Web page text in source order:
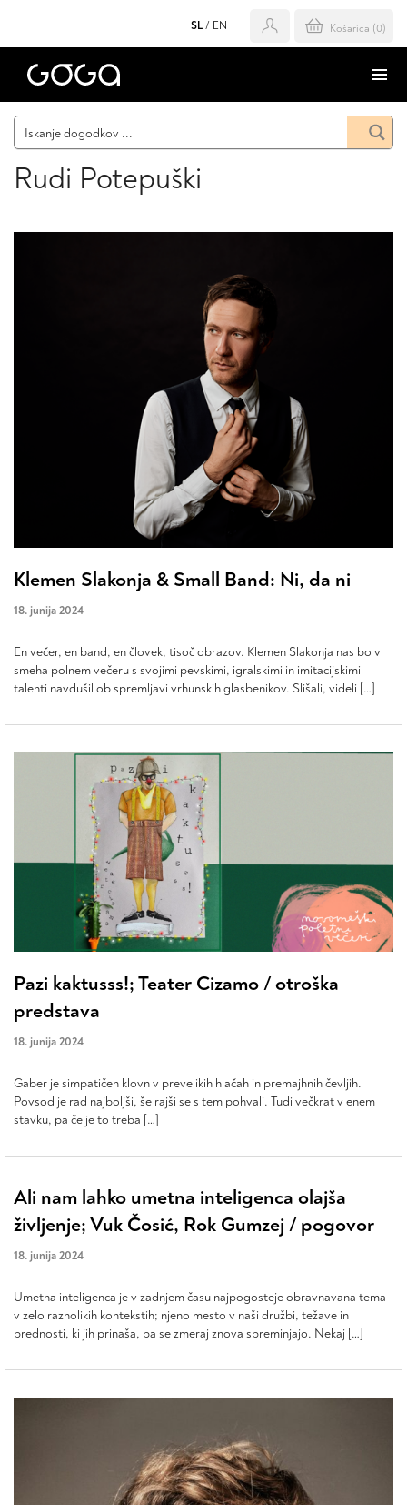
SL / EN Košarica (0)
Rudi Potepuški
Klemen Slakonja & Small Band: Ni, da ni
18. junija 2024
En večer, en band, en človek, tisoč obrazov. Klemen Slakonja nas bo v
smeha polnem večeru s svojimi pevskimi, igralskimi in imitacijskimi
talenti navdušil ob spremljavi vrhunskih glasbenikov. Slišali, videli […]
Pazi kaktusss!; Teater Cizamo / otroška
predstava
18. junija 2024
Gaber je simpatičen klovn v prevelikih hlačah in premajhnih čevljih.
Povsod je rad najboljši, še rajši se s tem pohvali. Tudi večkrat v enem
stavku, pa če je to treba […]
Ali nam lahko umetna inteligenca olajša
življenje; Vuk Čosić, Rok Gumzej / pogovor
18. junija 2024
Umetna inteligenca je v zadnjem času najpogosteje obravnavana tema
v zelo raznolikih kontekstih; njeno mesto v naši družbi, težave in
prednosti, ki jih prinaša, pa se zmeraj znova spreminjajo. Nekaj […]